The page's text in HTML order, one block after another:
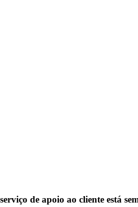
de apoio ao cliente está